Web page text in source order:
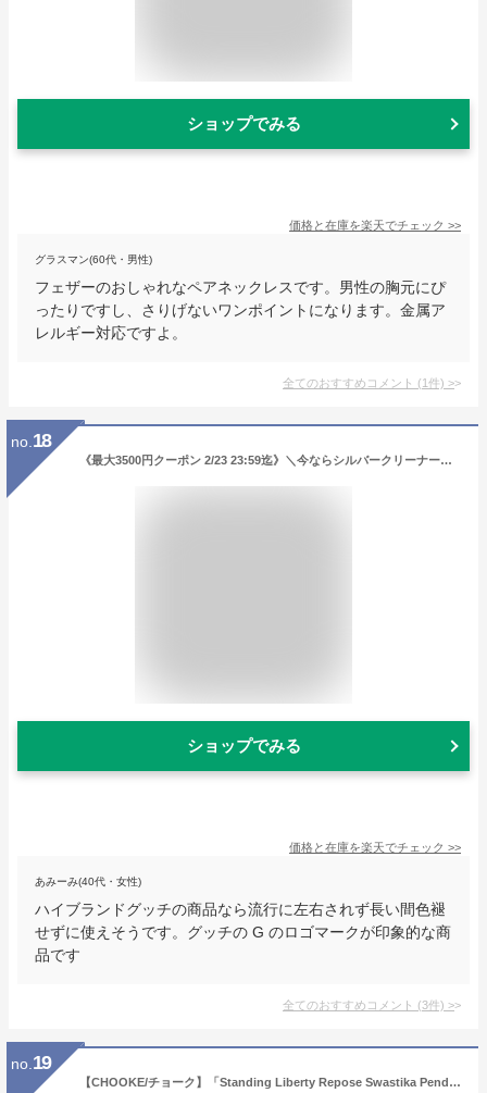
ショップでみる
価格と在庫を楽天でチェック >>
グラスマン(60代・男性)
フェザーのおしゃれなペアネックレスです。男性の胸元にぴ
ったりですし、さりげないワンポイントになります。金属ア
レルギー対応ですよ。
全てのおすすめコメント (1件) >
no. 18
《最大3500円クーポン 2/23 23:59迄》＼今ならシルバークリーナープレゼント／ グッチ ネックレス GUCCI メンズ インターロッキングG ペンダント シルバー 295710 J8400 8106 | ブランド
ショップでみる
価格と在庫を楽天でチェック >>
あみーみ(40代・女性)
ハイブランドグッチの商品なら流行に左右されず長い間色褪
せずに使えそうです。グッチの G のロゴマークが印象的な商
品です
全てのおすすめコメント (3件) >
no. 19
【CHOOKE/チョーク】「Standing Liberty Repose Swastika Pendant Top/スタンディングリバティーリポウズスワスティカペンダントトップ」(C-30D)【送料・代引き手数料無料】【あす楽対応】(アメカジ/ハーレー/オールドコイン/ネイティブアクセサリー)